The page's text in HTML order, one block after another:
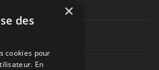
×
des
cookies pour
En